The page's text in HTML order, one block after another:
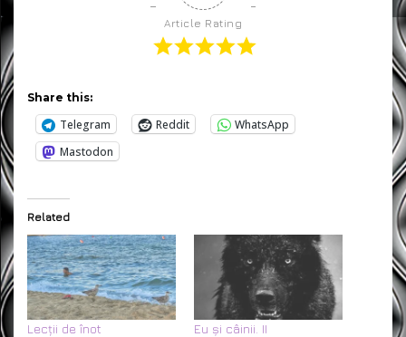
Article Rating
Share this:
Telegram Reddit
WhatsApp
Mastodon
Related
Lecții de înot
Eu și câinii. II